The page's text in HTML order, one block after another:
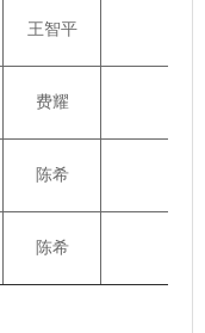
王智平
费耀
陈希
陈希